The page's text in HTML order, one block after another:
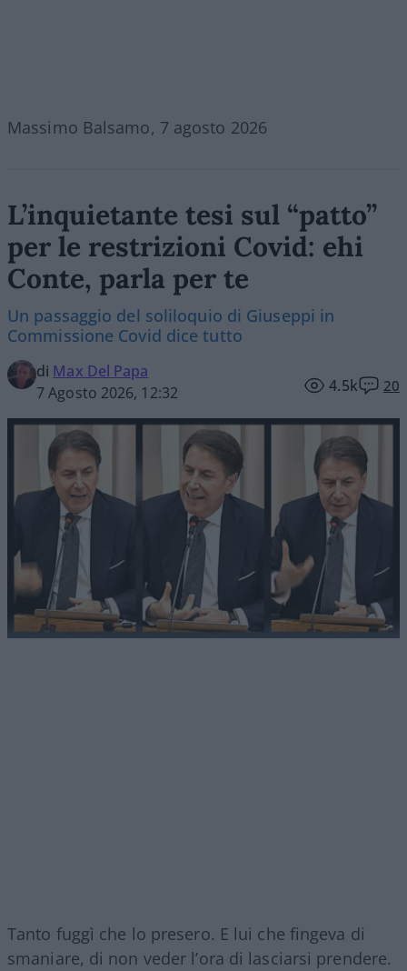
Massimo Balsamo, 7 agosto 2026
L’inquietante tesi sul “patto”
per le restrizioni Covid: ehi
Conte, parla per te
Un passaggio del soliloquio di Giuseppi in
Commissione Covid dice tutto
di Max Del Papa
7 Agosto 2026, 12:32
4.5k 20
Tanto fuggì che lo presero. E lui che fingeva di
smaniare, di non veder l’ora di lasciarsi prendere.